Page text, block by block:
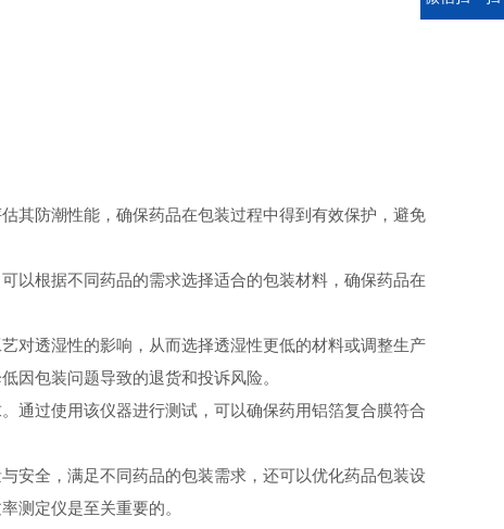
其防潮性能，确保药品在包装过程中得到有效保护，避免
以根据不同药品的需求选择适合的包装材料，确保药品在
对透湿性的影响，从而选择透湿性更低的材料或调整生产
因包装问题导致的退货和投诉风险。
通过使用该仪器进行测试，可以确保药用铝箔复合膜符合
全，满足不同药品的包装需求，还可以优化药品包装设
测定仪是至关重要的。